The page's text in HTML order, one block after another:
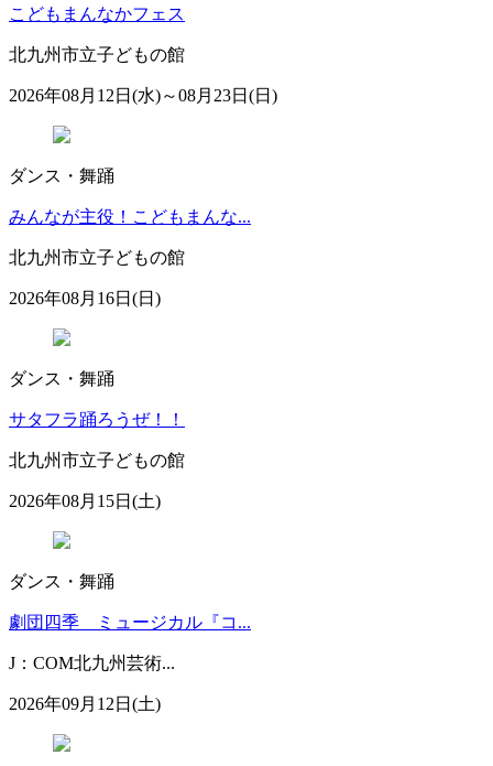
こどもまんなかフェス
北九州市立子どもの館
2026年08月12日(水)～08月23日(日)
ダンス・舞踊
みんなが主役！こどもまんな...
北九州市立子どもの館
2026年08月16日(日)
ダンス・舞踊
サタフラ踊ろうぜ！！
北九州市立子どもの館
2026年08月15日(土)
ダンス・舞踊
劇団四季 ミュージカル『コ...
J：COM北九州芸術...
2026年09月12日(土)